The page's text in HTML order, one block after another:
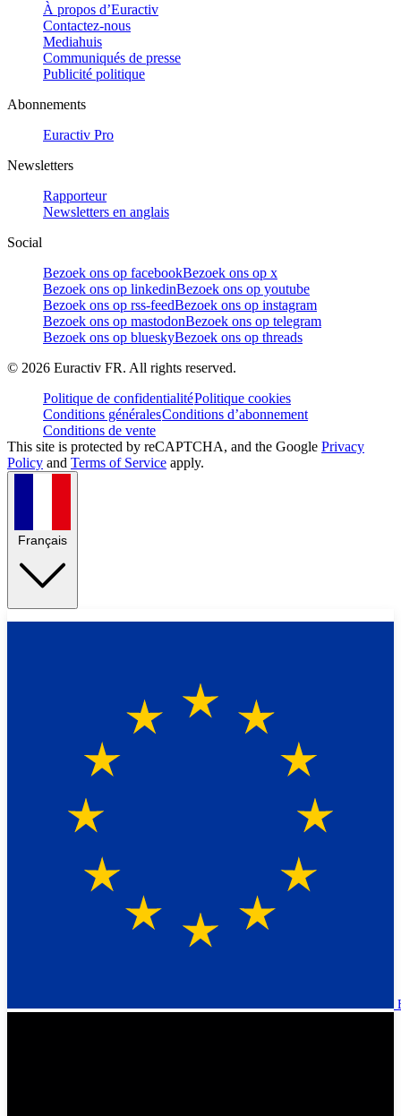
À propos d’Euractiv
Contactez-nous
Mediahuis
Communiqués de presse
Publicité politique
Abonnements
Euractiv Pro
Newsletters
Rapporteur
Newsletters en anglais
Social
Bezoek ons op facebookBezoek ons op x
Bezoek ons op linkedinBezoek ons op youtube
Bezoek ons op rss-feedBezoek ons op instagram
Bezoek ons op mastodonBezoek ons op telegram
Bezoek ons op blueskyBezoek ons op threads
© 2026 Euractiv FR. All rights reserved.
Politique de confidentialitéPolitique cookies
Conditions généralesConditions d’abonnement
Conditions de vente
This site is protected by reCAPTCHA, and the Google Privacy
Policy and Terms of Service apply.
Français